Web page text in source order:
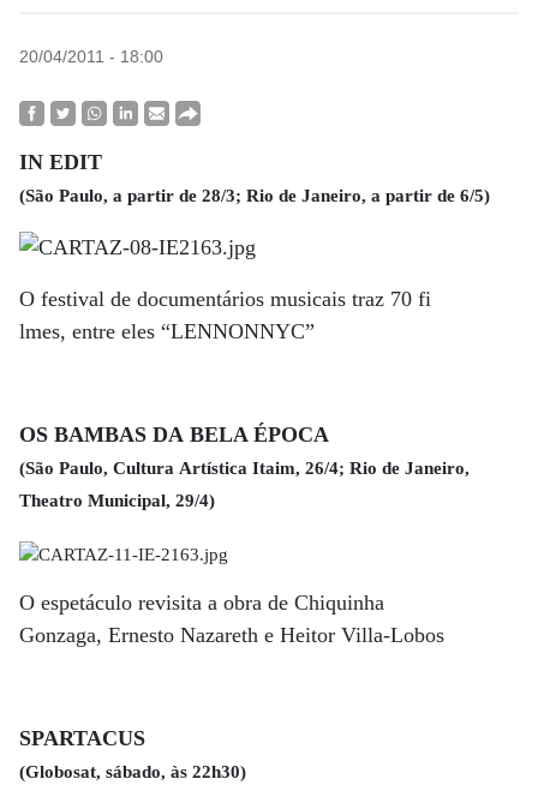
20/04/2011 - 18:00
IN EDIT
(São Paulo, a partir de 28/3; Rio de Janeiro, a partir de 6/5)
O festival de documentários musicais traz 70 fi
lmes, entre eles “LENNONNYC”
OS BAMBAS DA BELA ÉPOCA
(São Paulo, Cultura Artística Itaim, 26/4; Rio de Janeiro,
Theatro Municipal, 29/4)
O espetáculo revisita a obra de Chiquinha
Gonzaga, Ernesto Nazareth e Heitor Villa-Lobos
SPARTACUS
(Globosat, sábado, às 22h30)